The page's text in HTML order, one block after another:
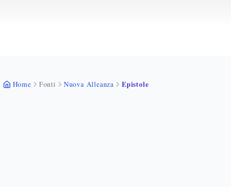
Home Fonti Nuova Alleanza Epistole